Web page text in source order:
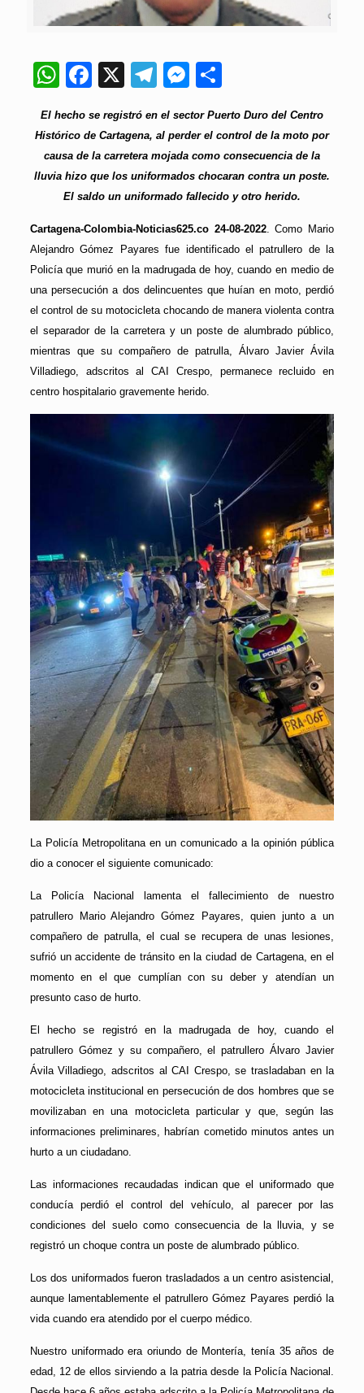
WhatsApp
Facebook
X Telegram
Messenger
El hecho se registró en el sector Puerto Duro del Centro
Histórico de Cartagena, al perder el control de la moto por
causa de la carretera mojada como consecuencia de la
lluvia hizo que los uniformados chocaran contra un poste.
El saldo un uniformado fallecido y otro herido.
Cartagena-Colombia-Noticias625.co 24-08-2022. Como Mario
Alejandro Gómez Payares fue identificado el patrullero de la
Policía que murió en la madrugada de hoy, cuando en medio de
una persecución a dos delincuentes que huían en moto, perdió
el control de su motocicleta chocando de manera violenta contra
el separador de la carretera y un poste de alumbrado público,
mientras que su compañero de patrulla, Álvaro Javier Ávila
Villadiego, adscritos al CAI Crespo, permanece recluido en
centro hospitalario gravemente herido.
La Policía Metropolitana en un comunicado a la opinión pública
dio a conocer el siguiente comunicado:
La Policía Nacional lamenta el fallecimiento de nuestro
patrullero Mario Alejandro Gómez Payares, quien junto a un
compañero de patrulla, el cual se recupera de unas lesiones,
sufrió un accidente de tránsito en la ciudad de Cartagena, en el
momento en el que cumplían con su deber y atendían un
presunto caso de hurto.
El hecho se registró en la madrugada de hoy, cuando el
patrullero Gómez y su compañero, el patrullero Álvaro Javier
Ávila Villadiego, adscritos al CAI Crespo, se trasladaban en la
motocicleta institucional en persecución de dos hombres que se
movilizaban en una motocicleta particular y que, según las
informaciones preliminares, habrían cometido minutos antes un
hurto a un ciudadano.
Las informaciones recaudadas indican que el uniformado que
conducía perdió el control del vehículo, al parecer por las
condiciones del suelo como consecuencia de la lluvia, y se
registró un choque contra un poste de alumbrado público.
Los dos uniformados fueron trasladados a un centro asistencial,
aunque lamentablemente el patrullero Gómez Payares perdió la
vida cuando era atendido por el cuerpo médico.
Nuestro uniformado era oriundo de Montería, tenía 35 años de
edad, 12 de ellos sirviendo a la patria desde la Policía Nacional.